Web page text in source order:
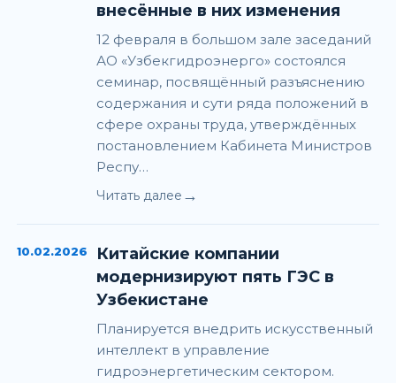
внесённые в них изменения
12 февраля в большом зале заседаний
АО «Узбекгидроэнерго» состоялся
семинар, посвящённый разъяснению
содержания и сути ряда положений в
сфере охраны труда, утверждённых
постановлением Кабинета Министров
Респу…
Читать далее →
10.02.2026
Китайские компании
модернизируют пять ГЭС в
Узбекистане
Планируется внедрить искусственный
интеллект в управление
гидроэнергетическим сектором.